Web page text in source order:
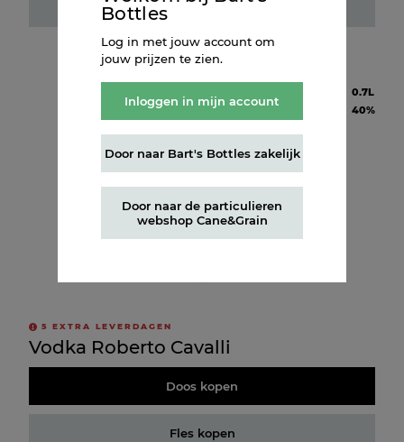
Fles kopen
0.7L
40%
5 EXTRA LEVERDAGEN
Vodka Roberto Cavalli
Doos kopen
Fles kopen
Bottles
Log in met jouw account om
jouw prijzen te zien.
Inloggen in mijn account
Door naar Bart's Bottles zakelijk
Door naar de particulieren
webshop Cane&Grain